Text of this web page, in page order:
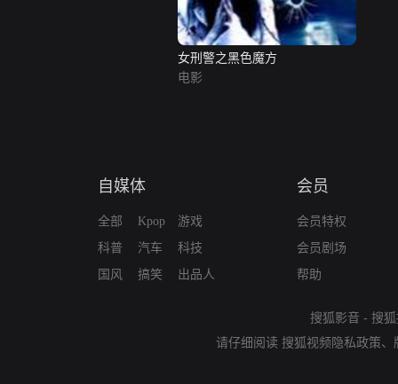
女刑警之黑色魔方
电影
自媒体
全部
科普
国风
Kpop
汽车
搞笑
游戏
科技
出品人
会员
会员特权
会员剧场
帮助
搜狐影音 - 搜
请仔细阅读 搜狐视频隐私政策、